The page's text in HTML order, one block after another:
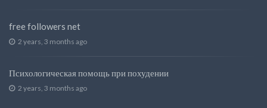
free followers net
2 years, 3 months ago
Психологическая помощь при похудении
2 years, 3 months ago